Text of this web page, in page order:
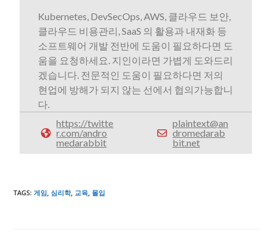
Kubernetes, DevSecOps, AWS, 클라우드 보안,
클라우드 비용관리, SaaS 의 활용과 내재화 등
소프트웨어 개발 전반에 도움이 필요하다면 도
움을 요청하세요. 지인이라면 가볍게 도와드리
겠습니다. 전문적인 도움이 필요하다면 저의
현업에 방해가 되지 않는 선에서 협의가능합니
다.
https://twitte
r.com/andro
medarabbit
plaintext@an
dromedarab
bit.net
TAGS:게임, 심리학, 교육, 몰입